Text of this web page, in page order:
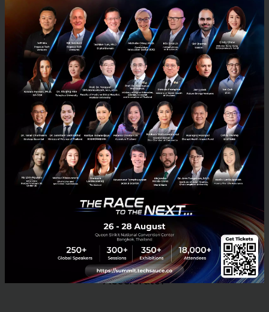
ที่กําลังมีการเติบโตอย่างรวดเร็วผ่านการทําหน้าที่เป็นสื่อ
กลางในการส่งมอบความรู้เชิง เทคโนโลยีและข่าวสาร
ธุรกิจสู่สังคม รวมทั้งแนวคิดและประสบการณ์ของผู้
ประกอบการในโลกธุรกิจ ซึ่ง ครอบคลุมทั้งในประเทศไทย
และภูมิภาคเอเชียตะวันออกเฉียงใต้ ทั้งยังมีส่วนสําคัญใน
การวางรากฐานให้กับ ระบบนิเวศด้านเทคโนโลยีของ
ประเทศไทย